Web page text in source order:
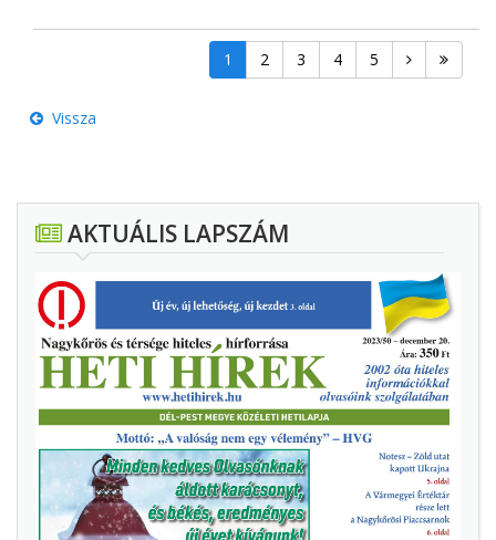
1 2 3 4 5
Vissza
AKTUÁLIS LAPSZÁM